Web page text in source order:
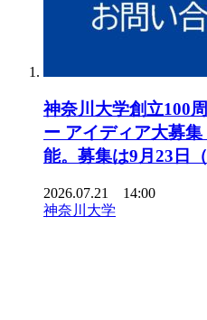
神奈川大学創立100
ー アイディア大募
能。募集は9月23日
2026.07.21 14:00
神奈川大学